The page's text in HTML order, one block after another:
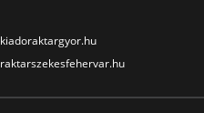
kiadoraktargyor.hu
raktarszekesfehervar.hu